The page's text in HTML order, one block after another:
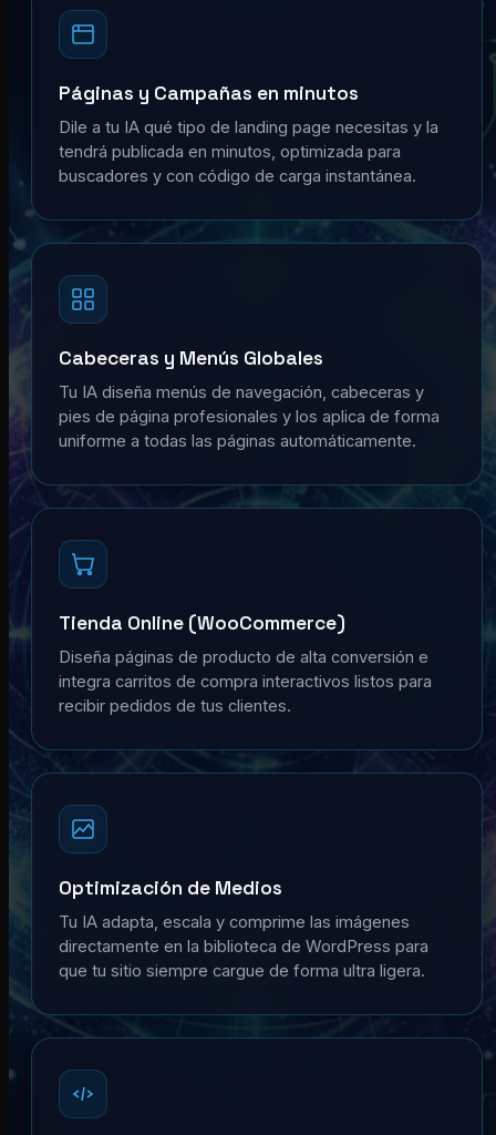
Páginas y Campañas en minutos
Dile a tu IA qué tipo de landing page necesitas y la
tendrá publicada en minutos, optimizada para
buscadores y con código de carga instantánea.
Cabeceras y Menús Globales
Tu IA diseña menús de navegación, cabeceras y
pies de página profesionales y los aplica de forma
uniforme a todas las páginas automáticamente.
Tienda Online (WooCommerce)
Diseña páginas de producto de alta conversión e
integra carritos de compra interactivos listos para
recibir pedidos de tus clientes.
Optimización de Medios
Tu IA adapta, escala y comprime las imágenes
directamente en la biblioteca de WordPress para
que tu sitio siempre cargue de forma ultra ligera.